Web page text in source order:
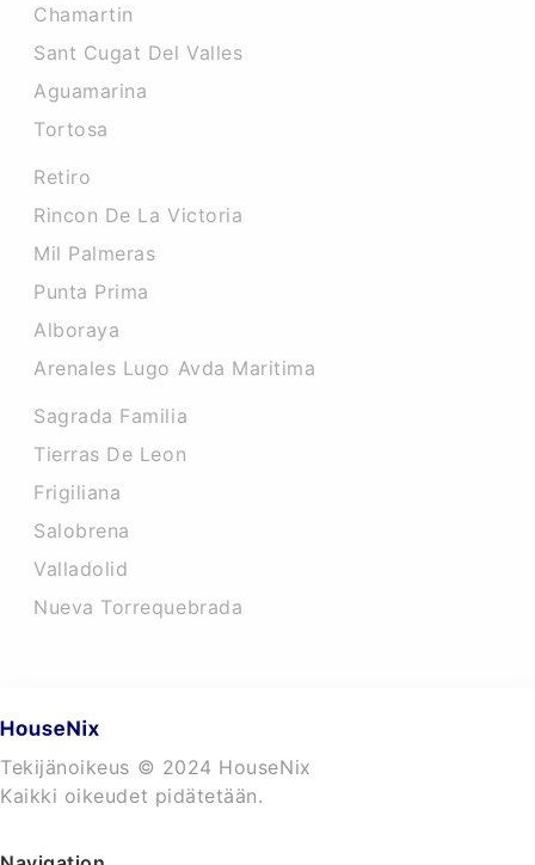
Chamartin
Sant Cugat Del Valles
Aguamarina
Tortosa
Retiro
Rincon De La Victoria
Mil Palmeras
Punta Prima
Alboraya
Arenales Lugo Avda Maritima
Sagrada Familia
Tierras De Leon
Frigiliana
Salobrena
Valladolid
Nueva Torrequebrada
Tekijänoikeus © 2024 HouseNix
Kaikki oikeudet pidätetään.